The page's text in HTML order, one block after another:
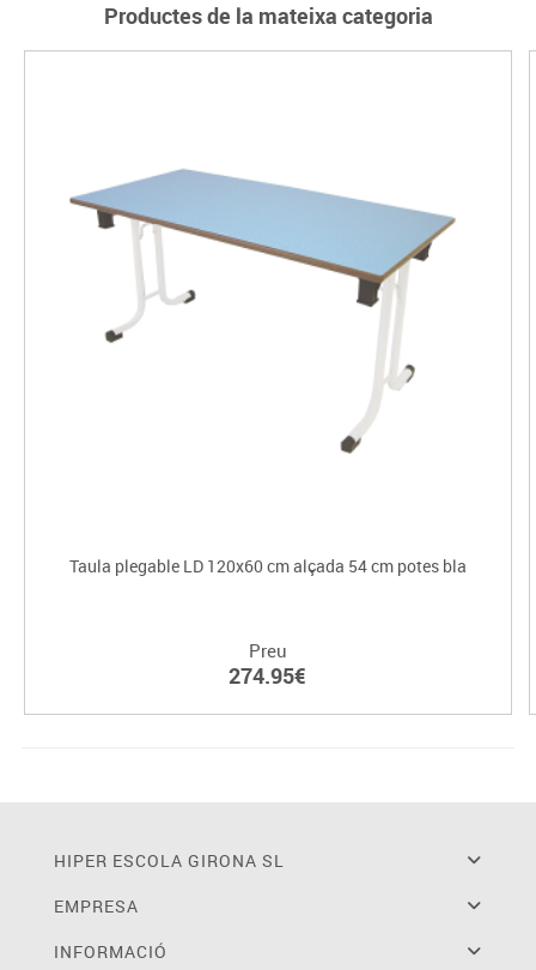
Productes de la mateixa categoria
Taula plegable LD 120x60 cm alçada 54 cm potes bla
Preu
274.95€
HIPER ESCOLA GIRONA SL
EMPRESA
INFORMACIÓ